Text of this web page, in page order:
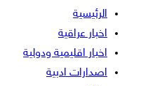
الرئيسية
اخبار عراقية
اخبار اقليمية ودولية
اصدارات ادبية